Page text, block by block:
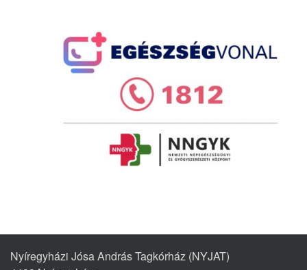
Nyíregyházi Jósa András Tagkórház (NYJAT)